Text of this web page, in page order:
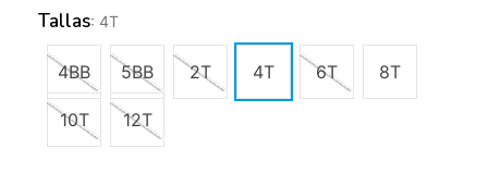
Tallas: 4T
4BB 5BB 2T 4T 6T 8T
10T 12T